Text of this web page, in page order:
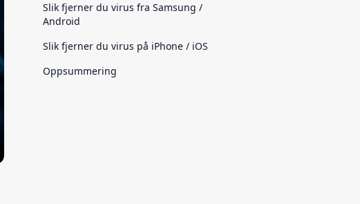
Slik fjerner du virus fra Samsung /
Android
Slik fjerner du virus på iPhone / iOS
Oppsummering